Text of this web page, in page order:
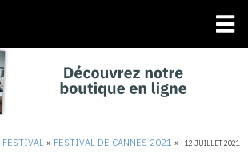
FESTIVAL » FESTIVAL DE CANNES 2021 »
12 JUILLET 2021